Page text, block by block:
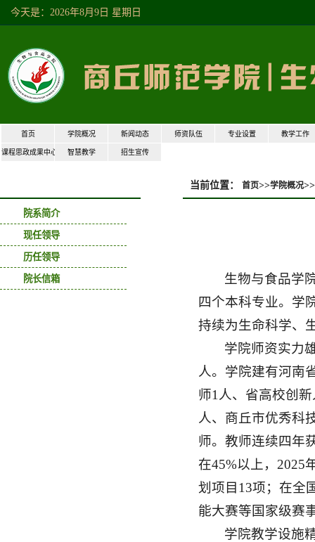
今天是：2026年8月9日星期日
首页 学院概况 新闻动态 师资队伍 专业设置 教学工作
课程思政成果中心 智慧教学 招生宣传
院系简介
现任领导
历任领导
院长信箱
当前位置： 首页>>学院概况>>
生物与食品学
四个本科专业。学
持续为生命科学、
学院师资实力
人。学院建有河南
师1人、省高校创
人、商丘市优秀科
师。教师连续四年
在45%以上，2025
划项目13项；在全
能大赛等国家级赛
学院教学设施